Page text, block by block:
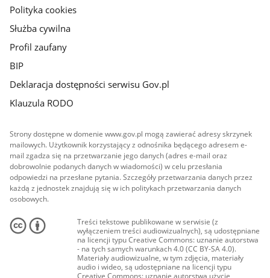
Polityka cookies
Służba cywilna
Profil zaufany
BIP
Deklaracja dostępności serwisu Gov.pl
Klauzula RODO
Strony dostępne w domenie www.gov.pl mogą zawierać adresy skrzynek
mailowych. Użytkownik korzystający z odnośnika będącego adresem e-
mail zgadza się na przetwarzanie jego danych (adres e-mail oraz
dobrowolnie podanych danych w wiadomości) w celu przesłania
odpowiedzi na przesłane pytania. Szczegóły przetwarzania danych przez
każdą z jednostek znajdują się w ich politykach przetwarzania danych
osobowych.
Treści tekstowe publikowane w serwisie (z
wyłączeniem treści audiowizualnych), są udostępniane
na licencji typu Creative Commons: uznanie autorstwa
- na tych samych warunkach 4.0 (CC BY-SA 4.0).
Materiały audiowizualne, w tym zdjęcia, materiały
audio i wideo, są udostępniane na licencji typu
Creative Commons: uznanie autorstwa użycie